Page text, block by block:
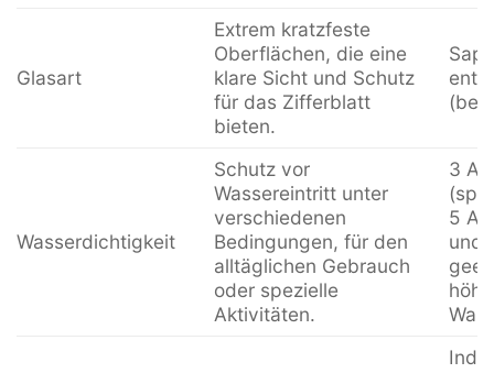
Glasart
Extrem kratzfeste
Oberflächen, die eine
klare Sicht und Schutz
für das Zifferblatt
bieten.
(bei
Wasserdichtigkeit
Schutz vor
Wassereintritt unter
verschiedenen
Bedingungen, für den
alltäglichen Gebrauch
oder spezielle
Aktivitäten.
3
5
und